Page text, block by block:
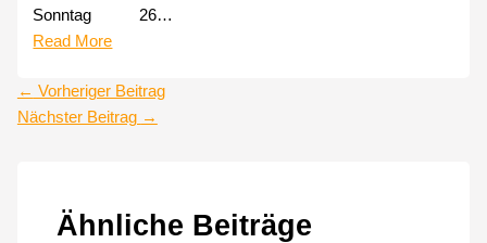
Sonntag 26…
Read More
← Vorheriger Beitrag
Nächster Beitrag →
Ähnliche Beiträge